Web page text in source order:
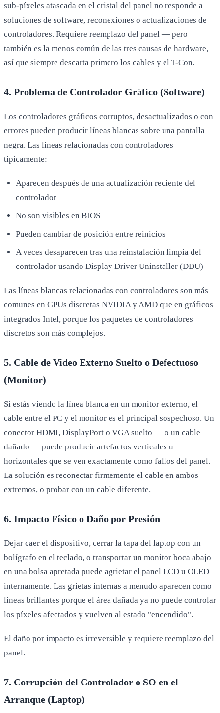
sub-píxeles atascada en el cristal del panel no responde a
soluciones de software, reconexiones o actualizaciones de
controladores. Requiere reemplazo del panel — pero
también es la menos común de las tres causas de hardware,
así que siempre descarta primero los cables y el T-Con.
4. Problema de Controlador Gráfico (Software)
Los controladores gráficos corruptos, desactualizados o con
errores pueden producir líneas blancas sobre una pantalla
negra. Las líneas relacionadas con controladores
típicamente:
Aparecen después de una actualización reciente del
controlador
No son visibles en BIOS
Pueden cambiar de posición entre reinicios
A veces desaparecen tras una reinstalación limpia del
controlador usando Display Driver Uninstaller (DDU)
Las líneas blancas relacionadas con controladores son más
comunes en GPUs discretas NVIDIA y AMD que en gráficos
integrados Intel, porque los paquetes de controladores
discretos son más complejos.
5. Cable de Video Externo Suelto o Defectuoso
(Monitor)
Si estás viendo la línea blanca en un monitor externo, el
cable entre el PC y el monitor es el principal sospechoso. Un
conector HDMI, DisplayPort o VGA suelto — o un cable
dañado — puede producir artefactos verticales u
horizontales que se ven exactamente como fallos del panel.
La solución es reconectar firmemente el cable en ambos
extremos, o probar con un cable diferente.
6. Impacto Físico o Daño por Presión
Dejar caer el dispositivo, cerrar la tapa del laptop con un
bolígrafo en el teclado, o transportar un monitor boca abajo
en una bolsa apretada puede agrietar el panel LCD u OLED
internamente. Las grietas internas a menudo aparecen como
líneas brillantes porque el área dañada ya no puede controlar
los píxeles afectados y vuelven al estado "encendido".
El daño por impacto es irreversible y requiere reemplazo del
panel.
7. Corrupción del Controlador o SO en el
Arranque (Laptop)